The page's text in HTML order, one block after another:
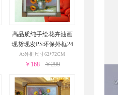
高品质纯手绘花卉油画
现货现发PS环保外框24
小时之内发货
A:外框尺寸62*72CM
￥168 ￥299